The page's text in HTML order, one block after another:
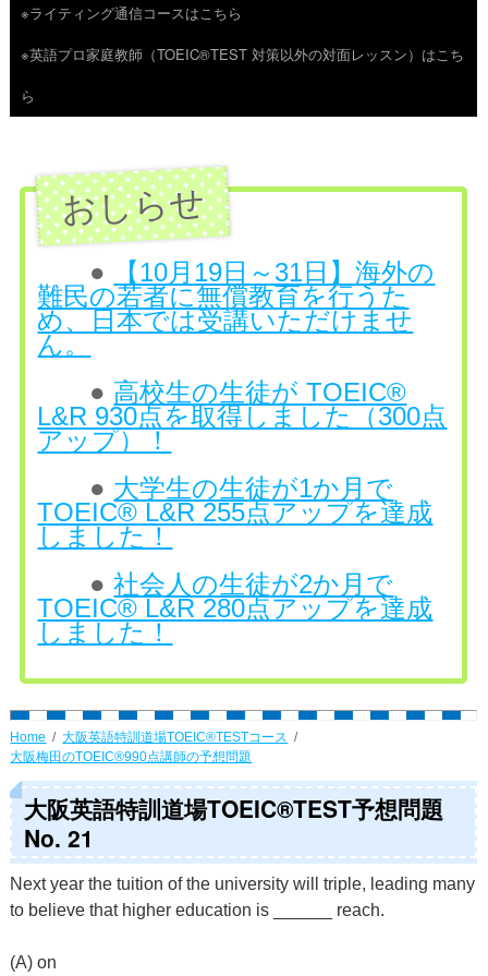
ツ
へ
ス
※ライティング通信コースはこちら
※英語プロ家庭教師（TOEIC®TEST 対策以外の対面レッスン）はこち
ら
●
【10月19日～31日】海外の
難民の若者に無償教育を行うた
め、日本では受講いただけませ
ん。
● 高校生の生徒が TOEIC®
L&R 930点を取得しました（300点
アップ）！
● 大学生の生徒が1か月で
TOEIC® L&R 255点アップを達成
しました！
●社会人の生徒が2か月で
TOEIC® L&R 280点アップを達成
しました！
Home
大阪英語特訓道場TOEIC®TESTコース
大阪梅田のTOEIC®990点講師の予想問題
大阪英語特訓道場TOEIC®TEST予想問題
No. 21
Next year the tuition of the university will triple, leading many
to believe that higher education is ______ reach.
(A) on